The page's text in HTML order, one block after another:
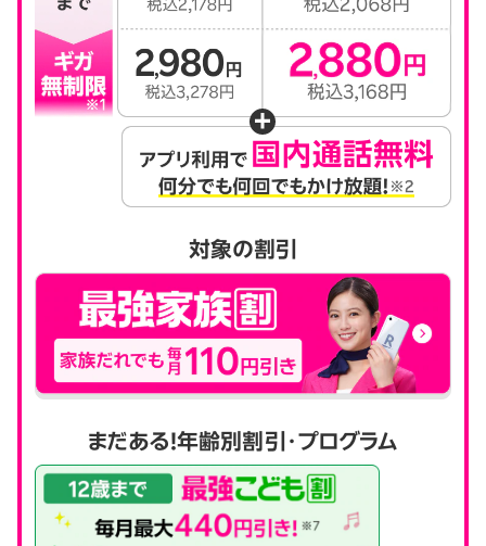
対象の割引
まだある！年齢別割引・プログラム